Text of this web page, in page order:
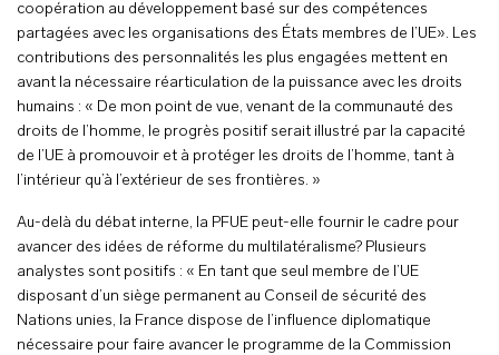
coopération au développement basé sur des compétences
partagées avec les organisations des États membres de l’UE». Les
contributions des personnalités les plus engagées mettent en
avant la nécessaire réarticulation de la puissance avec les droits
humains : « De mon point de vue, venant de la communauté des
droits de l’homme, le progrès positif serait illustré par la capacité
de l’UE à promouvoir et à protéger les droits de l’homme, tant à
l’intérieur qu’à l’extérieur de ses frontières. »
Au-delà du débat interne, la PFUE peut-elle fournir le cadre pour
avancer des idées de réforme du multilatéralisme? Plusieurs
analystes sont positifs : « En tant que seul membre de l’UE
disposant d’un siège permanent au Conseil de sécurité des
Nations unies, la France dispose de l’influence diplomatique
nécessaire pour faire avancer le programme de la Commission